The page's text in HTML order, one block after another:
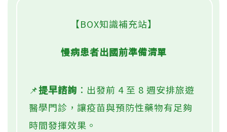
【BOX知識補充站】
慢病患者出國前準備清單
📌提早諮詢 ：出發前 4 至 8 週安排旅遊
醫學門診，讓疫苗與預防性藥物有足夠
時間發揮效果。